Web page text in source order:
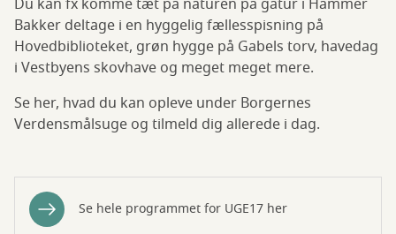
Du kan fx komme tæt på naturen på gåtur i Hammer
Bakker deltage i en hyggelig fællesspisning på
Hovedbiblioteket, grøn hygge på Gabels torv, havedag
i Vestbyens skovhave og meget meget mere.
Se her, hvad du kan opleve under Borgernes
Verdensmålsuge og tilmeld dig allerede i dag.
Se hele programmet for UGE17 her